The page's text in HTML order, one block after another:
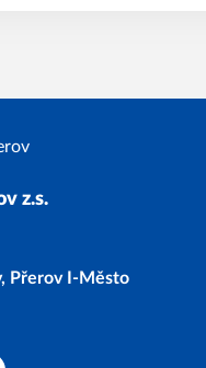
z.s.
Přerov I-Město